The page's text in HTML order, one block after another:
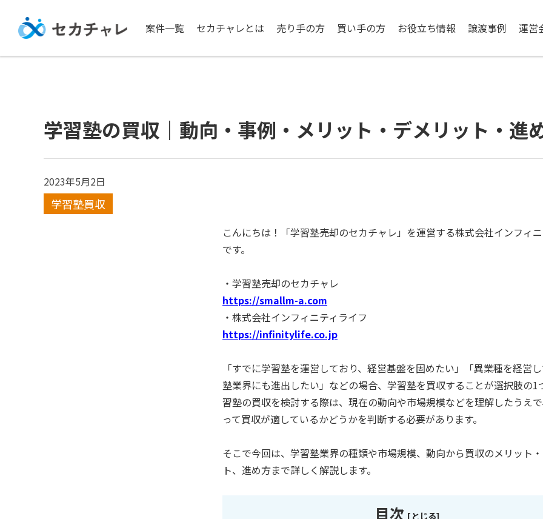
案件一覧 セカチャレとは 売り手の方 買い手の方 お役立ち情報 譲渡事例 運営
学習塾の買収｜動向・事例・メリット・デメリット・進
2023年5月2日
学習塾買収
こんにちは！「学習塾売却のセカチャレ」を運営する株式会社インフィ
です。
・学習塾売却のセカチャレ
https://smallm-a.com
・株式会社インフィニティライフ
https://infinitylife.co.jp
「すでに学習塾を運営しており、経営基盤を固めたい」「異業種を経営
塾業界にも進出したい」などの場合、学習塾を買収することが選択肢の1
習塾の買収を検討する際は、現在の動向や市場規模などを理解したうえ
って買収が適しているかどうかを判断する必要があります。
そこで今回は、学習塾業界の種類や市場規模、動向から買収のメリット
ト、進め方まで詳しく解説します。
目次 [とじる]